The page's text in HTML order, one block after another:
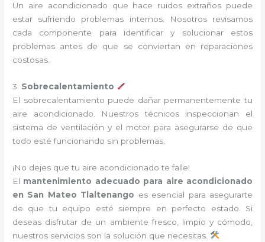
Un aire acondicionado que hace ruidos extraños puede
estar sufriendo problemas internos. Nosotros revisamos
cada componente para identificar y solucionar estos
problemas antes de que se conviertan en reparaciones
costosas.
3. Sobrecalentamiento
El sobrecalentamiento puede dañar permanentemente tu
aire acondicionado. Nuestros técnicos inspeccionan el
sistema de ventilación y el motor para asegurarse de que
todo esté funcionando sin problemas.
¡No dejes que tu aire acondicionado te falle!
El mantenimiento adecuado para aire acondicionado
en San Mateo Tlaltenango es esencial para asegurarte
de que tu equipo esté siempre en perfecto estado. Si
deseas disfrutar de un ambiente fresco, limpio y cómodo,
nuestros servicios son la solución que necesitas.